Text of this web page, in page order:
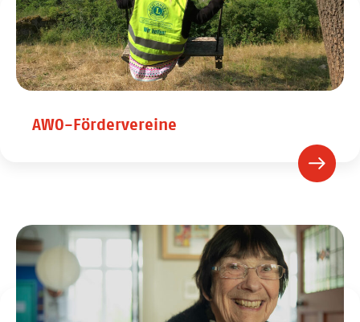
AWO-Fördervereine